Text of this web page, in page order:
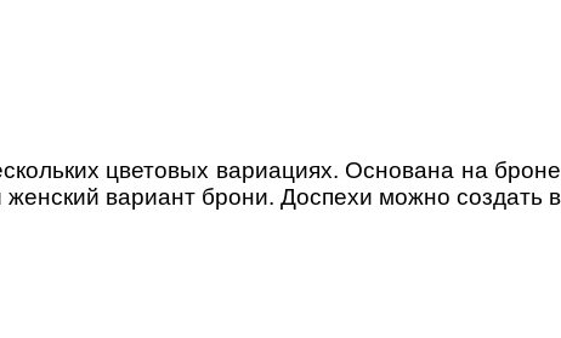
цветовых вариациях. Основана на броне
вариант брони. Доспехи можно создать в